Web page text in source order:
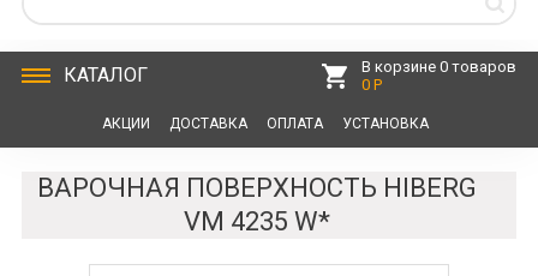
КАТАЛОГ
В корзине 0 товаров
0 Р
АКЦИИ ДОСТАВКА ОПЛАТА УСТАНОВКА
ВАРОЧНАЯ ПОВЕРХНОСТЬ HIBERG
VM 4235 W*